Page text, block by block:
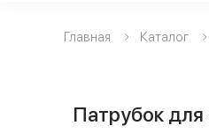
Применяемость
Категории
Главная Каталог
Патрубок